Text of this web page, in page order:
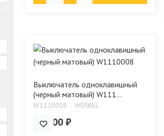
Выключатель одноклавишный
(черный матовый) W111...
W1110008 WERKEL
641.00 ₽